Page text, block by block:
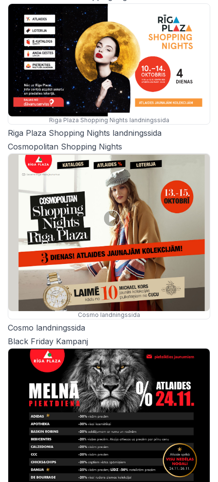
Riga Plaza Shopping Nights landningssida
Riga Plaza Shopping Nights landningssida
Cosmopolitan Shopping Nights
Cosmo landningssida
Cosmo landningssida
Black Friday Kampanj